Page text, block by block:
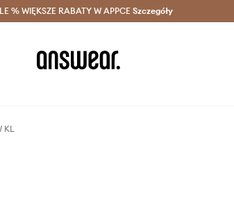
Club > Dostawa nawet w 24h >
% WIĘKSZE RABATY W APPCE Szczegóły
KL